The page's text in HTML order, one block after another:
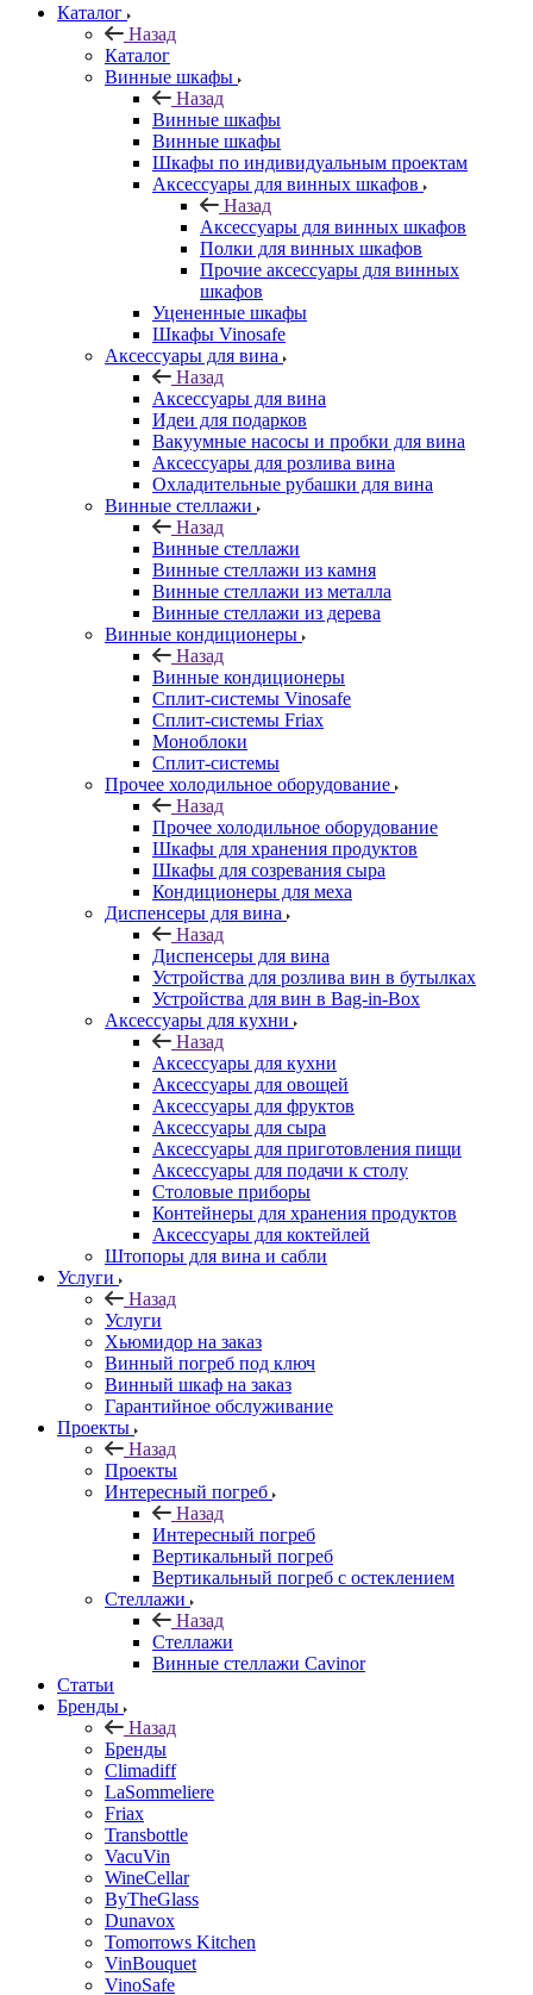
Каталог
Назад
Каталог
Винные шкафы
Назад
Винные шкафы
Винные шкафы
Шкафы по индивидуальным проектам
Аксессуары для винных шкафов
Назад
Аксессуары для винных шкафов
Полки для винных шкафов
Прочие аксессуары для винных
шкафов
Уцененные шкафы
Шкафы Vinosafe
Аксессуары для вина
Назад
Аксессуары для вина
Идеи для подарков
Вакуумные насосы и пробки для вина
Аксессуары для розлива вина
Охладительные рубашки для вина
Винные стеллажи
Назад
Винные стеллажи
Винные стеллажи из камня
Винные стеллажи из металла
Винные стеллажи из дерева
Винные кондиционеры
Назад
Винные кондиционеры
Сплит-системы Vinosafe
Сплит-системы Friax
Моноблоки
Сплит-системы
Прочее холодильное оборудование
Назад
Прочее холодильное оборудование
Шкафы для хранения продуктов
Шкафы для созревания сыра
Кондиционеры для меха
Диспенсеры для вина
Назад
Диспенсеры для вина
Устройства для розлива вин в бутылках
Устройства для вин в Bag-in-Box
Аксессуары для кухни
Назад
Аксессуары для кухни
Аксессуары для овощей
Аксессуары для фруктов
Аксессуары для сыра
Аксессуары для приготовления пищи
Аксессуары для подачи к столу
Столовые приборы
Контейнеры для хранения продуктов
Аксессуары для коктейлей
Штопоры для вина и сабли
Услуги
Назад
Услуги
Хьюмидор на заказ
Винный погреб под ключ
Винный шкаф на заказ
Гарантийное обслуживание
Проекты
Назад
Проекты
Интересный погреб
Назад
Интересный погреб
Вертикальный погреб
Вертикальный погреб с остеклением
Стеллажи
Назад
Стеллажи
Винные стеллажи Cavinor
Статьи
Бренды
Назад
Бренды
Climadiff
LaSommeliere
Friax
Transbottle
VacuVin
WineCellar
ByTheGlass
Dunavox
Tomorrows Kitchen
VinBouquet
VinoSafe